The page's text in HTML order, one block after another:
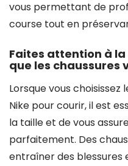
vous permettant de
course tout en
Faites attention à
que les
Lorsque vous choisissez
Nike pour courir, il est
la taille et de vous
parfaitement. Des
entraîner des